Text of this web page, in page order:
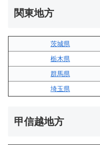
関東地方
茨城県
栃木県
群馬県
埼玉県
甲信越地方